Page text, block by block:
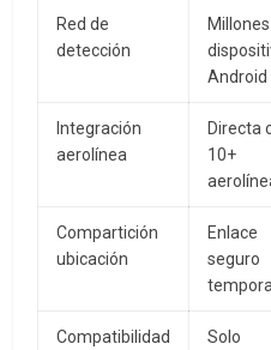
Red de
detección
Android
Integración
aerolínea
Directa
10+
Compartición
ubicación
Enlace
seguro
Compatibilidad
Solo